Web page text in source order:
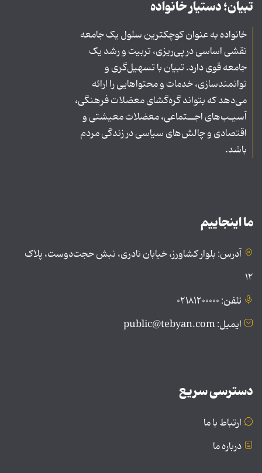
تبیان؛ دستیار خانواده
خانواده به عنوان کوچکترین سلول یک جامعه
نقشی اساسی در پی‌ریزی، تربیت و رشد یک
جامعه قوی دارد. تبیان با تسهیل‌گری و
توانمندسازی، خدمات و محتواهایی را ارائه
می‌دهد که بتواند گره‌گشای معضلات فرهنگی،
آسیـب‌های اجــتماعی، معضلات معیشتی و
اقتصادی و چالش‌های سیاسی در زندگی مردم
باشد.
ما اینجاییم
آدرس: بلوار کشاورز، خیابان نادری، نبش حجت‌دوست، پلاک
۱۲
تلفن: ۰۲۱۸۱۲۰۰۰۰۰
ایمیل: public@tebyan.com
دسترسی سریع
ارتباط با ما
درباره ما